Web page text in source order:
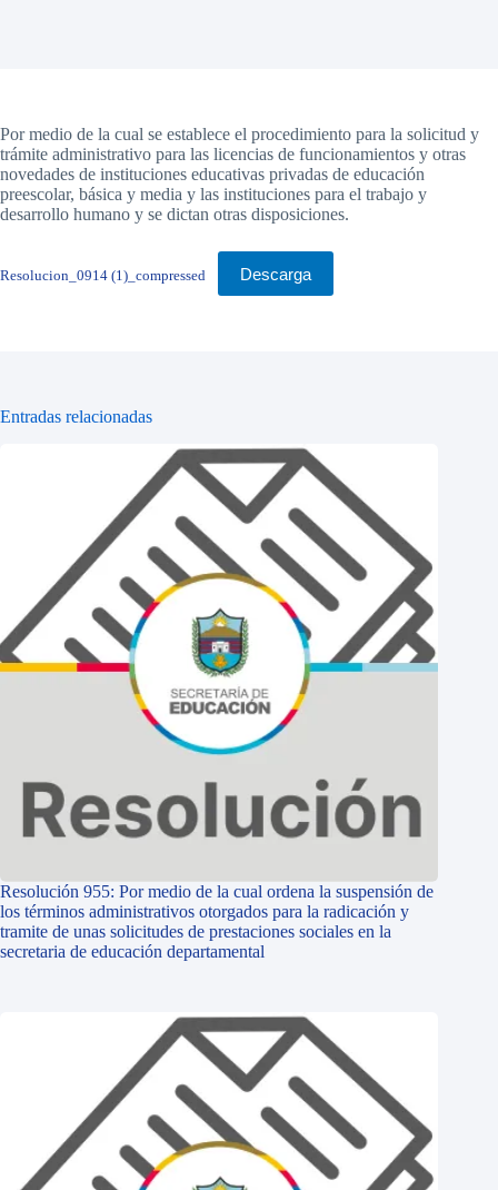
Por medio de la cual se establece el procedimiento para la solicitud y
trámite administrativo para las licencias de funcionamientos y otras
novedades de instituciones educativas privadas de educación
preescolar, básica y media y las instituciones para el trabajo y
desarrollo humano y se dictan otras disposiciones.
Resolucion_0914 (1)_compressed Descarga
Entradas relacionadas
Resolución 955: Por medio de la cual ordena la suspensión de
los términos administrativos otorgados para la radicación y
tramite de unas solicitudes de prestaciones sociales en la
secretaria de educación departamental